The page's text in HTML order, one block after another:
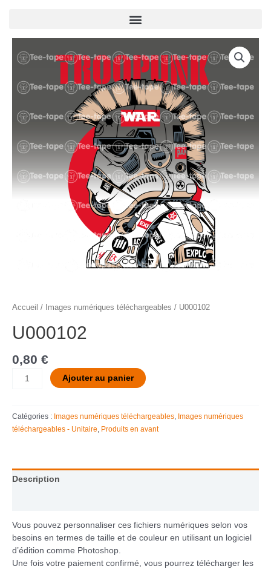
Menu
Accueil / Images numériques téléchargeables / U000102
U000102
0,80 €
de
Ajouter au panier
Catégories : Images numériques téléchargeables Images numériques
téléchargeables - Unitaire Produits en avant
Description
Vous pouvez personnaliser ces fichiers numériques selon vos
besoins en termes de taille et de couleur en utilisant un logiciel
d’édition comme Photoshop.
Une fois votre paiement confirmé, vous pourrez télécharger les